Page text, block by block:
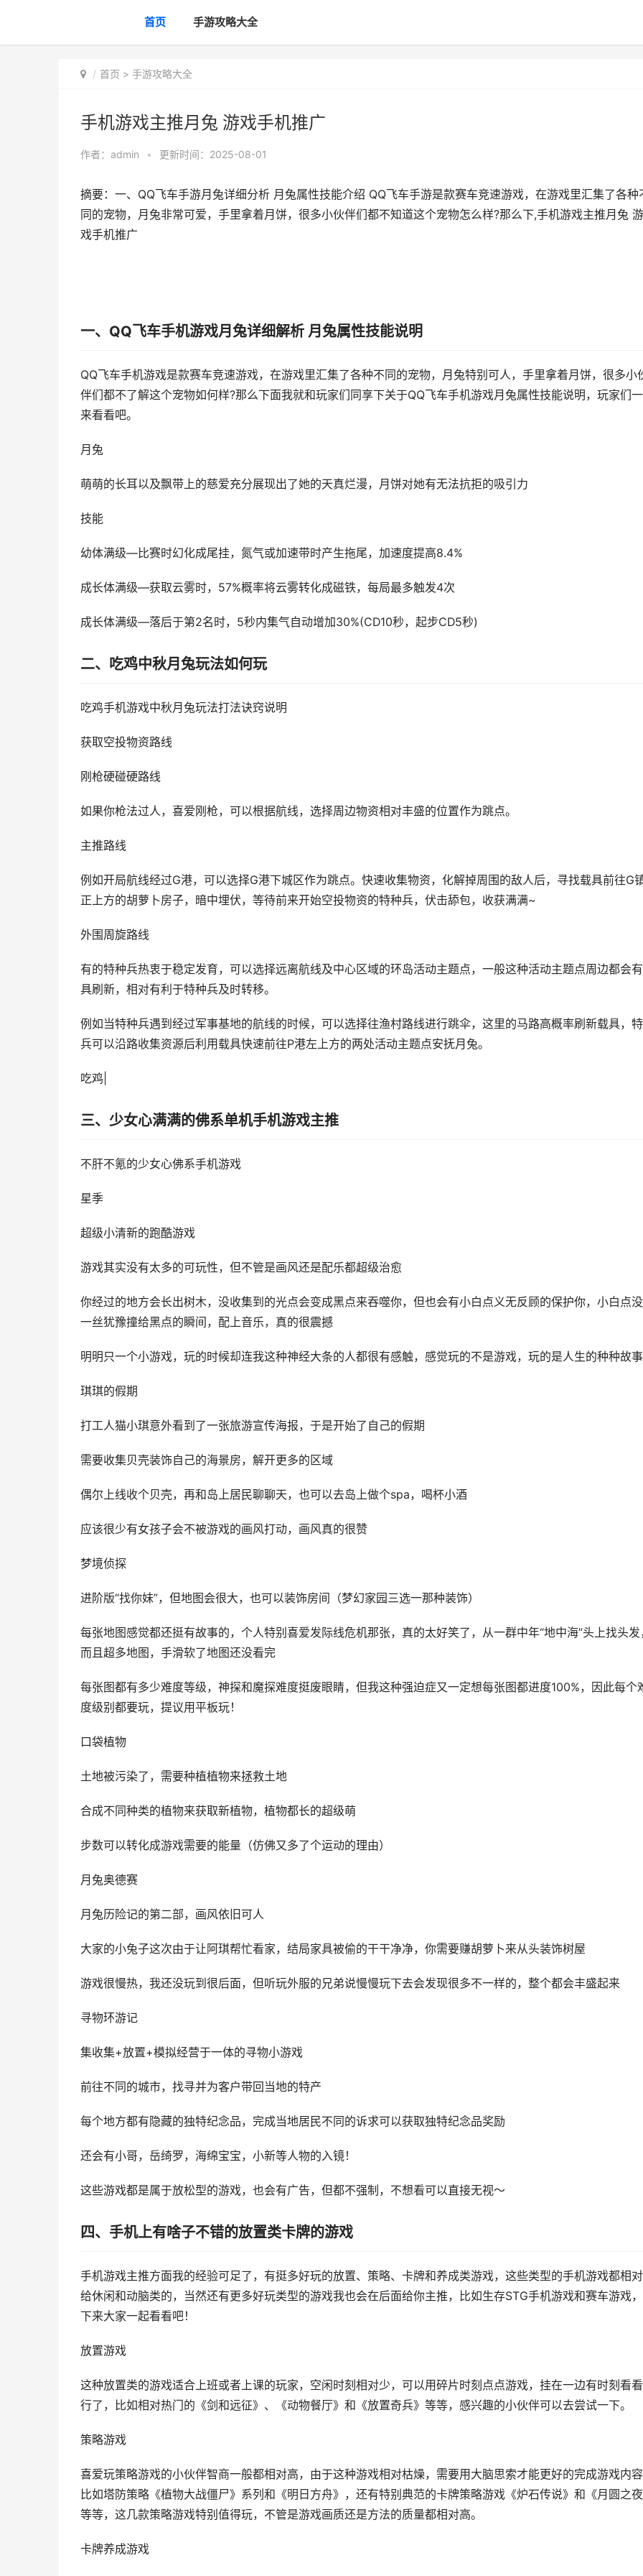
首页 手游攻略大全
首页 > 手游攻略大全
手机游戏主推月兔 游戏手机推广
作者： admin • 更新时间：2025-08-01
摘要：一、QQ飞车手游月兔详细分析 月兔属性技能介绍 QQ飞车手游是款赛车竞速游戏，在游戏里汇集了各种
同的宠物，月兔非常可爱，手里拿着月饼，很多小伙伴们都不知道这个宠物怎么样?那么下,手机游戏主推月兔 游
戏手机推广
一、QQ飞车手机游戏月兔详细解析 月兔属性技能说明
QQ飞车手机游戏是款赛车竞速游戏，在游戏里汇集了各种不同的宠物，月兔特别可人，手里拿着月饼，很多小
伴们都不了解这个宠物如何样?那么下面我就和玩家们同享下关于QQ飞车手机游戏月兔属性技能说明，玩家们
来看看吧。
月兔
萌萌的长耳以及飘带上的慈爱充分展现出了她的天真烂漫，月饼对她有无法抗拒的吸引力
技能
幼体满级—比赛时幻化成尾挂，氮气或加速带时产生拖尾，加速度提高8.4%
成长体满级—获取云雾时，57%概率将云雾转化成磁铁，每局最多触发4次
成长体满级—落后于第2名时，5秒内集气自动增加30%(CD10秒，起步CD5秒)
二、吃鸡中秋月兔玩法如何玩
吃鸡手机游戏中秋月兔玩法打法诀窍说明
获取空投物资路线
刚枪硬碰硬路线
如果你枪法过人，喜爱刚枪，可以根据航线，选择周边物资相对丰盛的位置作为跳点。
主推路线
例如开局航线经过G港，可以选择G港下城区作为跳点。快速收集物资，化解掉周围的敌人后，寻找载具前往G
正上方的胡萝卜房子，暗中埋伏，等待前来开始空投物资的特种兵，伏击舔包，收获满满~
外围周旋路线
有的特种兵热衷于稳定发育，可以选择远离航线及中心区域的环岛活动主题点，一般这种活动主题点周边都会
具刷新，相对有利于特种兵及时转移。
例如当特种兵遇到经过军事基地的航线的时候，可以选择往渔村路线进行跳伞，这里的马路高概率刷新载具，
兵可以沿路收集资源后利用载具快速前往P港左上方的两处活动主题点安抚月兔。
吃鸡|
三、少女心满满的佛系单机手机游戏主推
不肝不氪的少女心佛系手机游戏
星季
超级小清新的跑酷游戏
游戏其实没有太多的可玩性，但不管是画风还是配乐都超级治愈
你经过的地方会长出树木，没收集到的光点会变成黑点来吞噬你，但也会有小白点义无反顾的保护你，小白点
一丝犹豫撞给黑点的瞬间，配上音乐，真的很震撼
明明只一个小游戏，玩的时候却连我这种神经大条的人都很有感触，感觉玩的不是游戏，玩的是人生的种种故事
琪琪的假期
打工人猫小琪意外看到了一张旅游宣传海报，于是开始了自己的假期
需要收集贝壳装饰自己的海景房，解开更多的区域
偶尔上线收个贝壳，再和岛上居民聊聊天，也可以去岛上做个spa，喝杯小酒
应该很少有女孩子会不被游戏的画风打动，画风真的很赞
梦境侦探
进阶版“找你妹”，但地图会很大，也可以装饰房间（梦幻家园三选一那种装饰）
每张地图感觉都还挺有故事的，个人特别喜爱发际线危机那张，真的太好笑了，从一群中年“地中海”头上找头发
而且超多地图，手滑软了地图还没看完
每张图都有多少难度等级，神探和魔探难度挺废眼睛，但我这种强迫症又一定想每张图都进度100%，因此每个
度级别都要玩，提议用平板玩！
口袋植物
土地被污染了，需要种植植物来拯救土地
合成不同种类的植物来获取新植物，植物都长的超级萌
步数可以转化成游戏需要的能量（仿佛又多了个运动的理由）
月兔奥德赛
月兔历险记的第二部，画风依旧可人
大家的小兔子这次由于让阿琪帮忙看家，结局家具被偷的干干净净，你需要赚胡萝卜来从头装饰树屋
游戏很慢热，我还没玩到很后面，但听玩外服的兄弟说慢慢玩下去会发现很多不一样的，整个都会丰盛起来
寻物环游记
集收集+放置+模拟经营于一体的寻物小游戏
前往不同的城市，找寻并为客户带回当地的特产
每个地方都有隐藏的独特纪念品，完成当地居民不同的诉求可以获取独特纪念品奖励
还会有小哥，岳绮罗，海绵宝宝，小新等人物的入镜！
这些游戏都是属于放松型的游戏，也会有广告，但都不强制，不想看可以直接无视～
四、手机上有啥子不错的放置类卡牌的游戏
手机游戏主推方面我的经验可足了，有挺多好玩的放置、策略、卡牌和养成类游戏，这些类型的手机游戏都相
给休闲和动脑类的，当然还有更多好玩类型的游戏我也会在后面给你主推，比如生存STG手机游戏和赛车游戏
下来大家一起看看吧！
放置游戏
这种放置类的游戏适合上班或者上课的玩家，空闲时刻相对少，可以用碎片时刻点点游戏，挂在一边有时刻看
行了，比如相对热门的《剑和远征》、《动物餐厅》和《放置奇兵》等等，感兴趣的小伙伴可以去尝试一下。
策略游戏
喜爱玩策略游戏的小伙伴智商一般都相对高，由于这种游戏相对枯燥，需要用大脑思索才能更好的完成游戏内
比如塔防策略《植物大战僵尸》系列和《明日方舟》，还有特别典范的卡牌策略游戏《炉石传说》和《月圆之
等等，这几款策略游戏特别值得玩，不管是游戏画质还是方法的质量都相对高。
卡牌养成游戏